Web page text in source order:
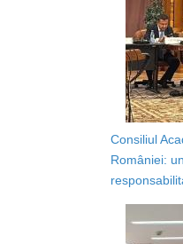
Consiliul
României: